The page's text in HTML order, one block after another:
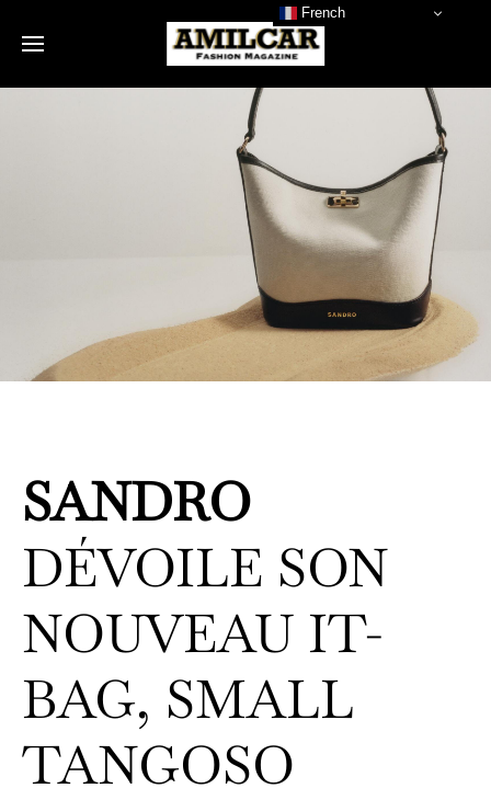
SANDRO
DÉVOILE SON
NOUVEAU IT-
BAG, SMALL
TANGOSO
French